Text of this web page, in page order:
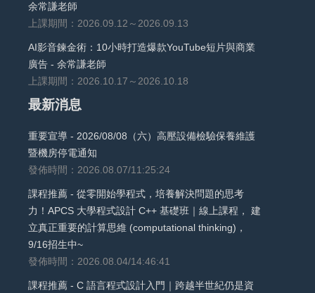
余常謙老師
上課期間：2026.09.12～2026.09.13
AI影音鍊金術：10小時打造爆款YouTube短片與商業
廣告 - 余常謙老師
上課期間：2026.10.17～2026.10.18
最新消息
重要宣導 - 2026/08/08（六）高壓設備檢驗保養維護
暨機房停電通知
發佈時間：2026.08.07/11:25:24
課程推薦 - 從零開始學程式，培養解決問題的思考
力！APCS 大學程式設計 C++ 基礎班｜線上課程， 建
立真正重要的計算思維 (computational thinking)，
9/16招生中~
發佈時間：2026.08.04/14:46:41
課程推薦 - C 語言程式設計入門｜跨越半世紀仍是資